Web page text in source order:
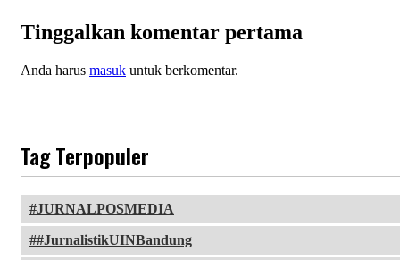
Tinggalkan komentar pertama
Anda harus masuk untuk berkomentar.
Tag Terpopuler
JURNALPOSMEDIA
#JurnalistikUINBandung